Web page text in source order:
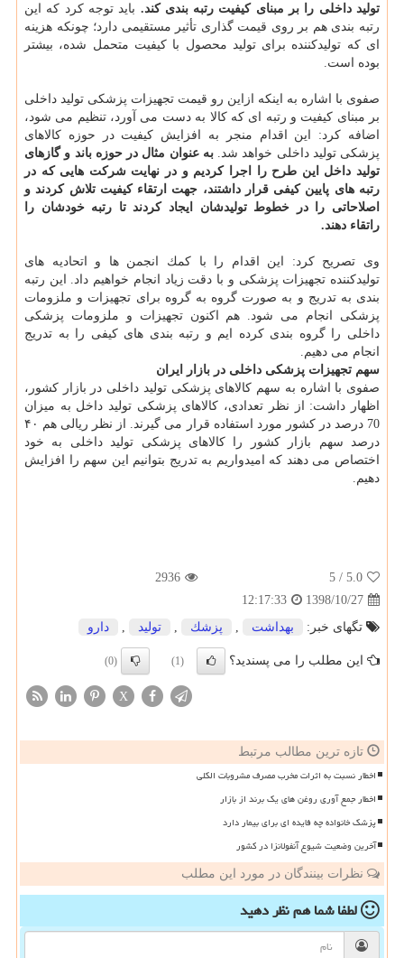
تولید داخلی را بر مبنای كیفیت رتبه بندی كند. باید توجه كرد كه این
رتبه بندی هم بر روی قیمت گذاری تأثیر مستقیمی دارد؛ چونكه هزینه
ای كه تولیدكننده برای تولید محصول با كیفیت متحمل شده، بیشتر
بوده است.
صفوی با اشاره به اینكه ازاین رو قیمت تجهیزات پزشكی تولید داخلی
بر مبنای كیفیت و رتبه ای كه كالا به دست می آورد، تنظیم می شود،
اضافه كرد: این اقدام منجر به افزایش كیفیت در حوزه كالاهای
پزشكی تولید داخلی خواهد شد.به عنوان مثال در حوزه باند و گازهای
تولید داخل این طرح را اجرا كردیم و در نهایت شركت هایی كه در
رتبه های پایین كیفی قرار داشتند، جهت ارتقاء كیفیت تلاش كردند و
اصلاحاتی را در خطوط تولیدشان ایجاد كردند تا رتبه خودشان را
راتقاء دهند.
وی تصریح كرد: این اقدام را با كمك انجمن ها و اتحادیه های
تولیدكننده تجهیزات پزشكی و با دقت زیاد انجام خواهیم داد. این رتبه
بندی به تدریج و به صورت گروه به گروه برای تجهیزات و ملزومات
پزشكی انجام می شود. هم اكنون تجهیزات و ملزومات پزشكی
داخلی را گروه بندی كرده ایم و رتبه بندی های كیفی را به تدریج
انجام می دهیم.
سهم تجهیزات پزشكی داخلی در بازار ایران
صفوی با اشاره به سهم كالاهای پزشكی تولید داخلی در بازار كشور،
اظهار داشت: از نظر تعدادی، كالاهای پزشكی تولید داخل به میزان
70 درصد در كشور مورد استفاده قرار می گیرند. از نظر ریالی هم ۴۰
درصد سهم بازار كشور را كالاهای پزشكی تولید داخلی به خود
اختصاص می دهند كه امیدواریم به تدریج بتوانیم این سهم را افزایش
دهیم.
5.0
/ 5
2936
1398/10/27
12:17:33
تگهای خبر:
بهداشت , پزشك , تولید , دارو
این مطلب را می پسندید؟ (1)
(0)
X
تازه ترین مطالب مرتبط
اخطار نسبت به اثرات مخرب مصرف مشروبات الکلی
اخطار جمع آوری روغن های یک برند از بازار
پزشک خانواده چه فایده ای برای بیمار دارد
آخرین وضعیت شیوع آنفولانزا در کشور
نظرات بینندگان در مورد این مطلب
لطفا شما همنظر دهید